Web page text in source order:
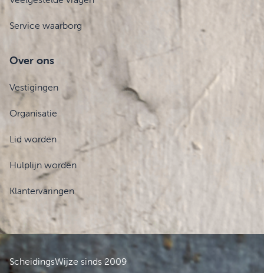
Service waarborg
Over ons
Vestigingen
Organisatie
Lid worden
Hulplijn worden
Klantervaringen
ScheidingsWijze sinds 2009